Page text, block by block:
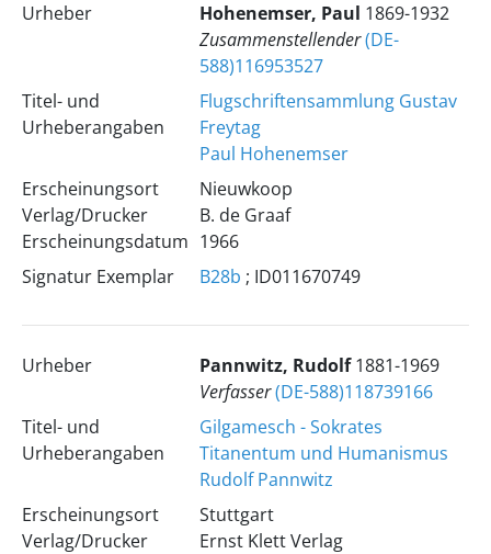
Urheber Hohenemser, Paul 1869-1932
Zusammenstellender(DE-
588)116953527
Titel- und
Urheberangaben
Flugschriftensammlung Gustav
Freytag
Paul Hohenemser
Erscheinungsort
Verlag/Drucker
Erscheinungsdatum
Nieuwkoop
B. de Graaf
1966
Signatur Exemplar
B28b ; ID011670749
Urheber Pannwitz, Rudolf1881-1969
Verfasser(DE-588)118739166
Titel- und
Urheberangaben
Gilgamesch - Sokrates
Titanentum und Humanismus
Rudolf Pannwitz
Erscheinungsort
Verlag/Drucker
Stuttgart
Ernst Klett Verlag